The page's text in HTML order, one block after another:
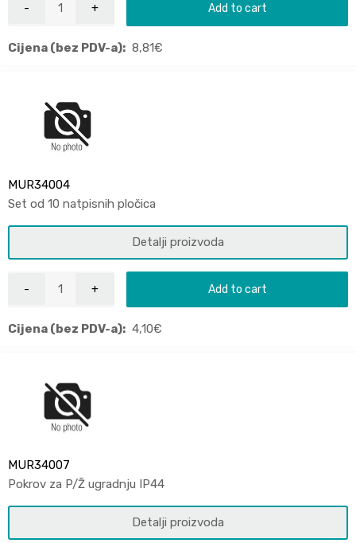
Add to cart
Cijena (bez PDV-a): 8,81€
MUR34004
Set od 10 natpisnih pločica
Detalji proizvoda
Add to cart
Cijena (bez PDV-a): 4,10€
MUR34007
Pokrov za P/Ž ugradnju IP44
Detalji proizvoda